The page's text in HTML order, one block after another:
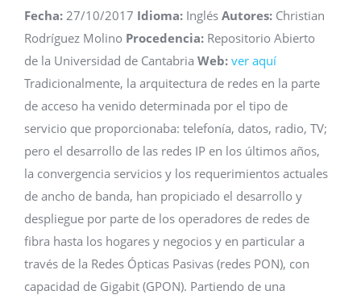
Fecha: 27/10/2017 Idioma: Inglés Autores: Christian
Rodríguez Molino Procedencia: Repositorio Abierto
de la Universidad de Cantabria Web: ver aquí
Tradicionalmente, la arquitectura de redes en la parte
de acceso ha venido determinada por el tipo de
servicio que proporcionaba: telefonía, datos, radio, TV;
pero el desarrollo de las redes IP en los últimos años,
la convergencia servicios y los requerimientos actuales
de ancho de banda, han propiciado el desarrollo y
despliegue por parte de los operadores de redes de
fibra hasta los hogares y negocios y en particular a
través de la Redes Ópticas Pasivas (redes PON), con
capacidad de Gigabit (GPON). Partiendo de una